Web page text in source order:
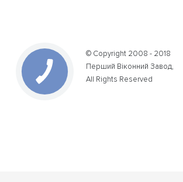
© Copyright 2008 - 2018
Перший Віконний Завод,
All Rights Reserved